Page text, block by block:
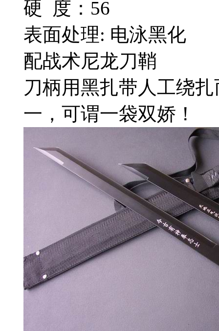
硬 度：56
表面处理: 电泳黑化
配战术尼龙刀鞘
刀柄用黑扎带人工绕
一，可谓一袋双娇！